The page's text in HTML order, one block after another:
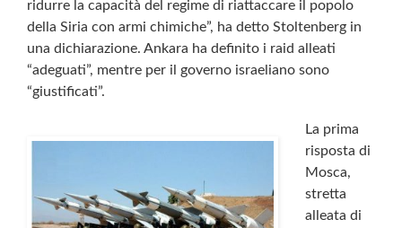
ridurre la capacità del regime di riattaccare il popolo
della Siria con armi chimiche”, ha detto Stoltenberg in
una dichiarazione. Ankara ha definito i raid alleati
“adeguati”, mentre per il governo israeliano sono
“giustificati”.
La prima
risposta di
Mosca,
stretta
alleata di